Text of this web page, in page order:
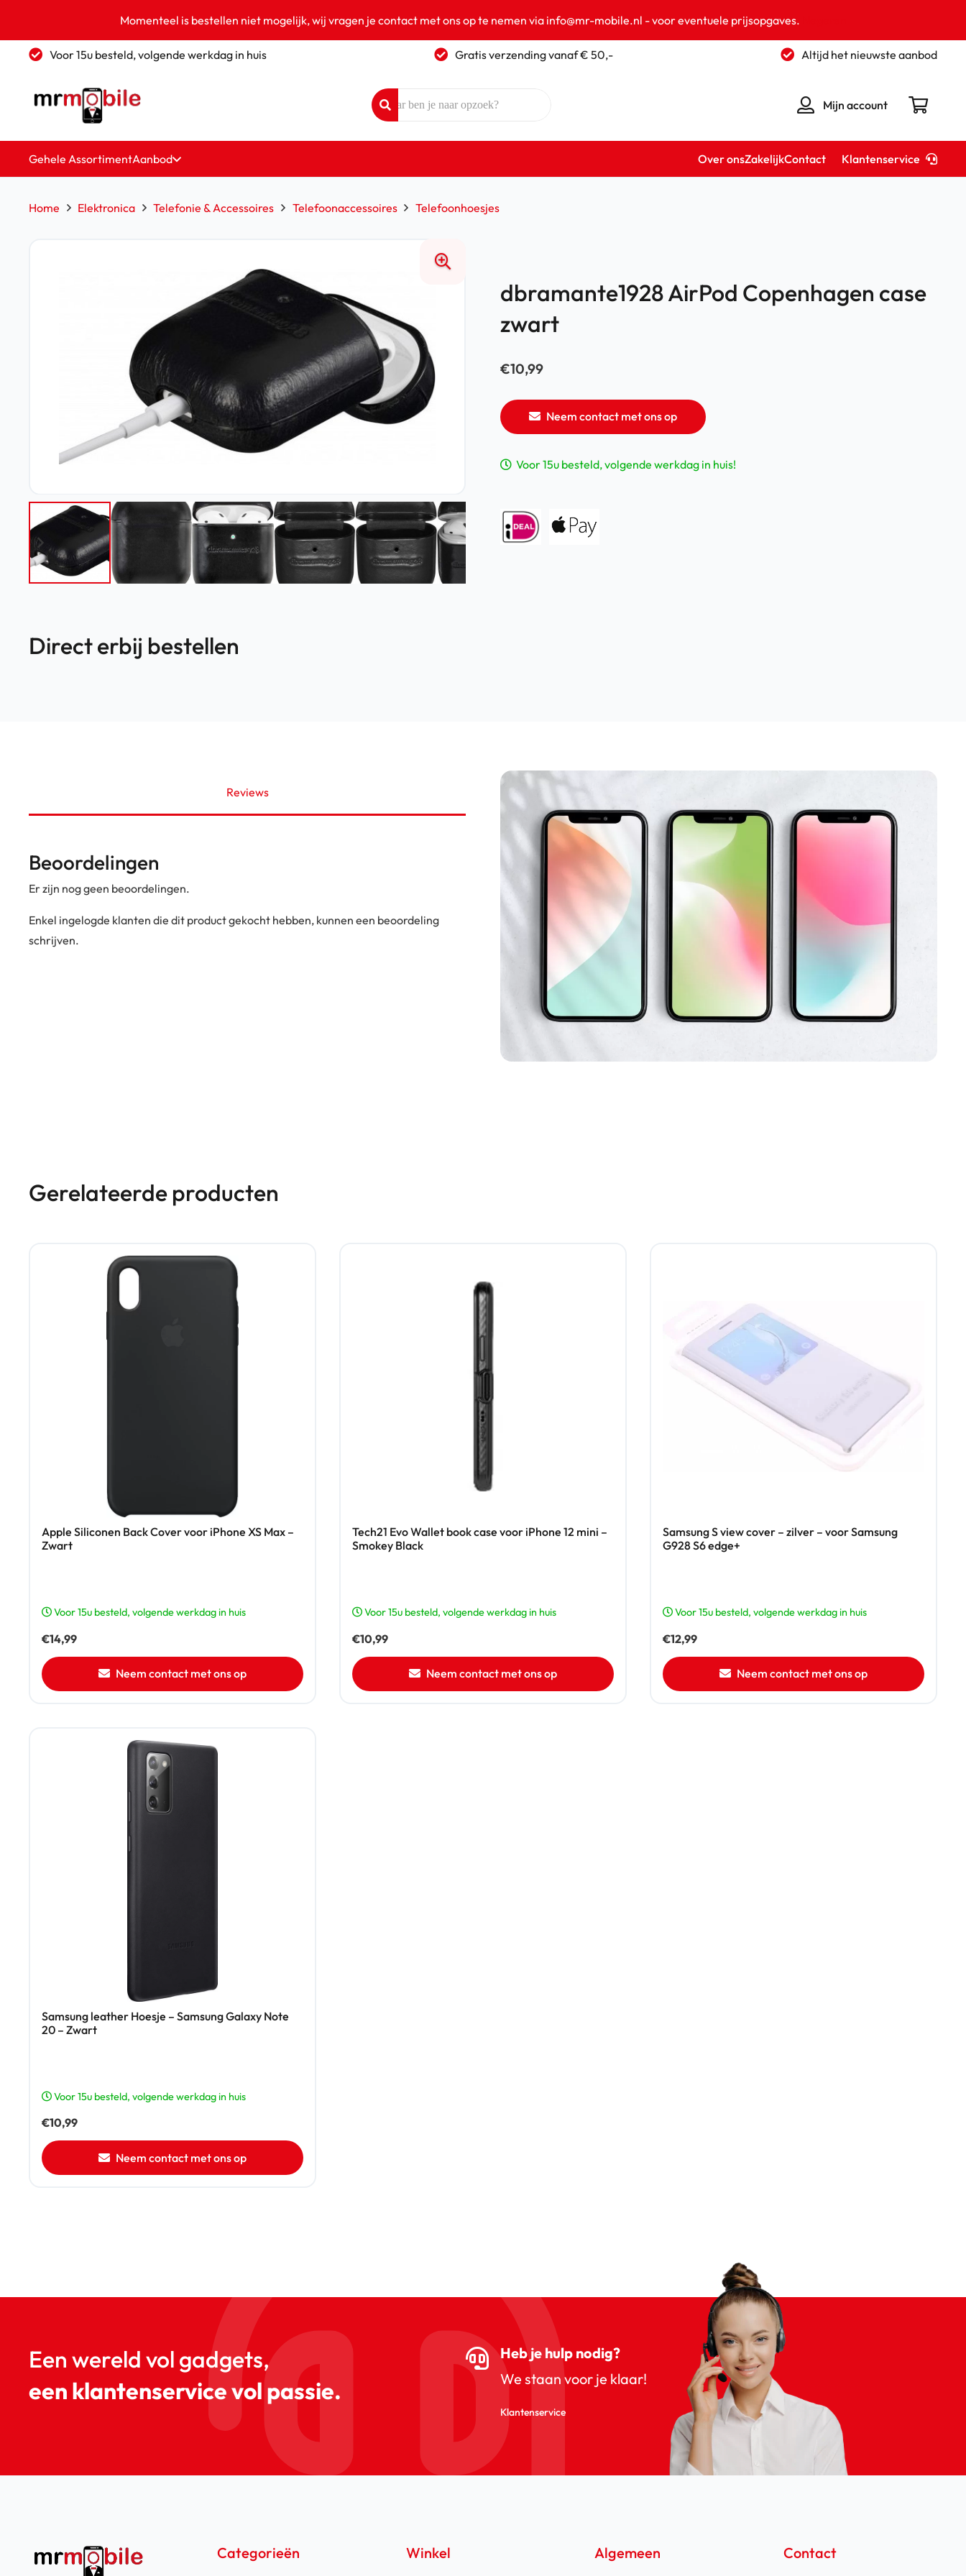
Momenteel is bestellen niet mogelijk, wij vragen je contact met ons op te nemen via info@mr-mobile.nl - voor eventuele prijsopgaves.
Voor 15u besteld, volgende werkdag in huis Gratis verzending vanaf € 50,- Altijd het nieuwste aanbod
Mijn account
Gehele AssortimentAanbod Over onsZakelijkContact Klantenservice
Home Elektronica Telefonie & Accessoires Telefoonaccessoires Telefoonhoesjes
dbramante1928 AirPod Copenhagen case
zwart
€10,99
Neem contact met ons op
Voor 15u besteld, volgende werkdag in huis!
Direct erbij bestellen
Reviews
Beoordelingen
Er zijn nog geen beoordelingen.
Enkel ingelogde klanten die dit product gekocht hebben, kunnen een beoordeling
schrijven.
Gerelateerde producten
Apple Siliconen Back Cover voor iPhone XS Max –
Zwart
Voor 15u besteld, volgende werkdag in huis
€14,99
Neem contact met ons op
Tech21 Evo Wallet book case voor iPhone 12 mini –
Smokey Black
Voor 15u besteld, volgende werkdag in huis
€10,99
Neem contact met ons op
Samsung S view cover – zilver – voor Samsung
G928 S6 edge+
Voor 15u besteld, volgende werkdag in huis
€12,99
Neem contact met ons op
Samsung leather Hoesje – Samsung Galaxy Note
20 – Zwart
Voor 15u besteld, volgende werkdag in huis
€10,99
Neem contact met ons op
Een wereld vol gadgets,
een klantenservice vol passie.
Heb je hulp nodig?
We staan voor je klaar!
Klantenservice
Categorieën Winkel Algemeen Contact